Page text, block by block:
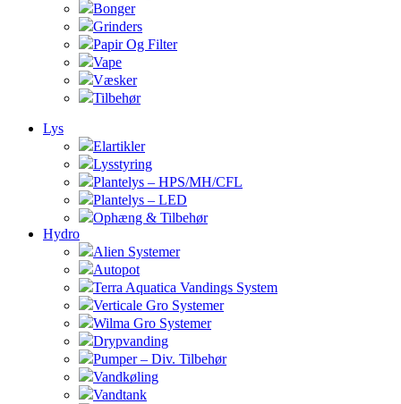
Bonger
Grinders
Papir Og Filter
Vape
Væsker
Tilbehør
Lys
Elartikler
Lysstyring
Plantelys – HPS/MH/CFL
Plantelys – LED
Ophæng & Tilbehør
Hydro
Alien Systemer
Autopot
Terra Aquatica Vandings System
Verticale Gro Systemer
Wilma Gro Systemer
Drypvanding
Pumper – Div. Tilbehør
Vandkøling
Vandtank